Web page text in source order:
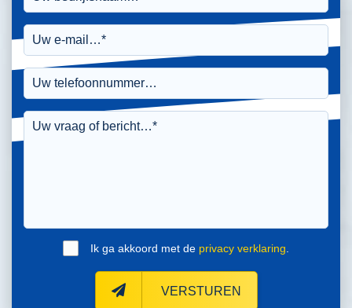
Ik ga akkoord met de privacy verklaring
VERSTUREN